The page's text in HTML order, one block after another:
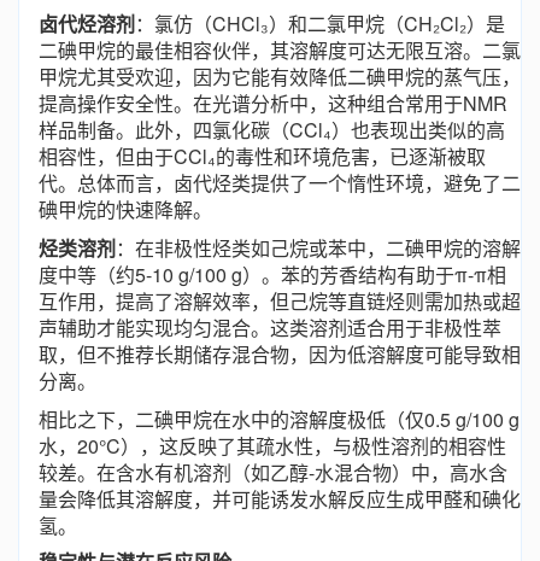
卤代烃溶剂：氯仿（CHCl₃）和二氯甲烷（CH₂Cl₂）是
二碘甲烷的最佳相容伙伴，其溶解度可达无限互溶。二氯
甲烷尤其受欢迎，因为它能有效降低二碘甲烷的蒸气压，
提高操作安全性。在光谱分析中，这种组合常用于NMR
样品制备。此外，四氯化碳（CCl₄）也表现出类似的高
相容性，但由于CCl₄的毒性和环境危害，已逐渐被取
代。总体而言，卤代烃类提供了一个惰性环境，避免了二
碘甲烷的快速降解。
烃类溶剂：在非极性烃类如己烷或苯中，二碘甲烷的溶解
度中等（约5-10 g/100 g）。苯的芳香结构有助于π-π相
互作用，提高了溶解效率，但己烷等直链烃则需加热或超
声辅助才能实现均匀混合。这类溶剂适合用于非极性萃
取，但不推荐长期储存混合物，因为低溶解度可能导致相
分离。
相比之下，二碘甲烷在水中的溶解度极低（仅0.5 g/100 g
水，20°C），这反映了其疏水性，与极性溶剂的相容性
较差。在含水有机溶剂（如乙醇-水混合物）中，高水含
量会降低其溶解度，并可能诱发水解反应生成甲醛和碘化
氢。